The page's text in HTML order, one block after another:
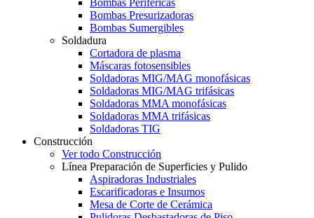
Bombas Periféricas
Bombas Presurizadoras
Bombas Sumergibles
Soldadura
Cortadora de plasma
Máscaras fotosensibles
Soldadoras MIG/MAG monofásicas
Soldadoras MIG/MAG trifásicas
Soldadoras MMA monofásicas
Soldadoras MMA trifásicas
Soldadoras TIG
Construcción
Ver todo Construcción
Línea Preparación de Superficies y Pulido
Aspiradoras Industriales
Escarificadoras e Insumos
Mesa de Corte de Cerámica